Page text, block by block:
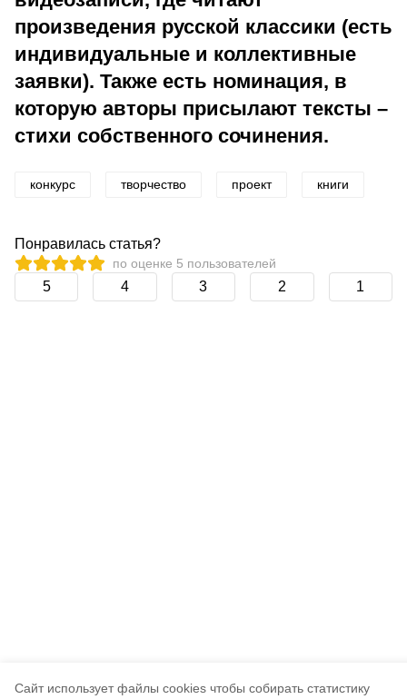
Cайт использует файлы cookies чтобы собирать статистику
произведения русской классики (есть
индивидуальные и коллективные
заявки). Также есть номинация, в
которую авторы присылают тексты –
стихи собственного сочинения.
конкурс творчество проект книги
Понравилась статья?
по оценке 5 пользователей
5 4 3 2 1